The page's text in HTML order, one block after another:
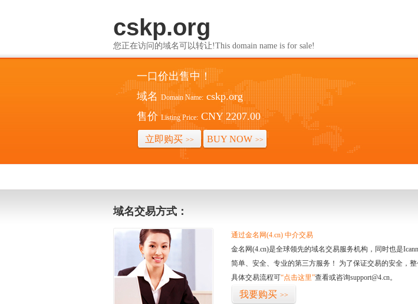
cskp.org
您正在访问的域名可以转让!This domain name is for sale!
一口价出售中！
域名 Domain Name: cskp.org
售价 Listing Price: CNY 2207.00
立即购买 >> BUY NOW >>
域名交易方式：
通过金名网(4.cn) 中介交易
金名网(4.cn)是全球领先的域名交易服务机构，同时也是
简单、安全、专业的第三方服务！ 为了保证交易的安全，整
具体交易流程可“点击这里”查看或咨询support@4.cn。
我要购买 >>